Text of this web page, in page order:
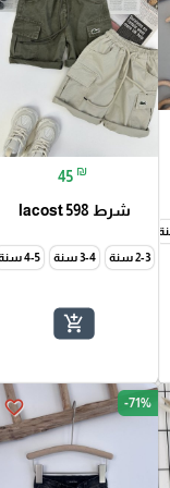
45 ₪
شرط lacost 598
2-3 سنة 3-4 سنة ‏4-5 سنة
add_shopping_cart
favorite_border -71%